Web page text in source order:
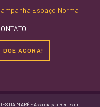
Espaço Normal
DOE AGORA!
DA MARÉ - Associação Redes de